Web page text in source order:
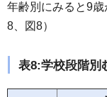
年齢別にみると9
8、図8）
表8:学校段階別